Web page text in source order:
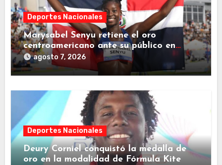
Deportes Nacionales
Marysabel Senyu retiene el oro
centroamericano ante su público en
Juegos SD2026
agosto 7, 2026
Deportes Nacionales
Deury Corniel conquistó la medalla de
oro en la modalidad de Fórmula Kite